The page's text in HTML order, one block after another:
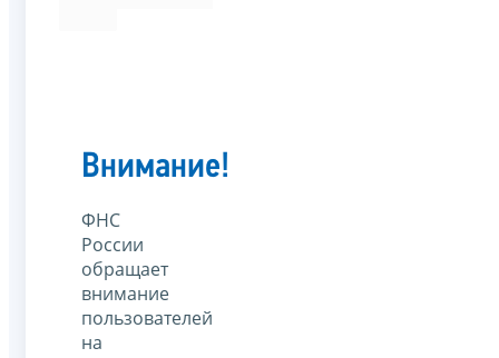
Внимание!
ФНС
России
обращает
внимание
пользователей
на